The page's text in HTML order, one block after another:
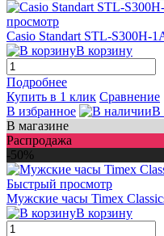
просмотр
Casio Standart STL-S300H-
В корзину
Подробнее
Купить в 1 клик Сравнение
В избранное
В
В магазине
Распродажа
-50%
Быстрый просмотр
Мужские часы Timex
В корзину